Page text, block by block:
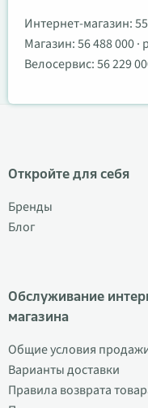
Интернет-магазин:
Магазин:56 488 000·
Велосервис:56 229
Откройте для себя
Бренды
Блог
Обслуживание
магазина
Общие условия
Варианты доставки
Правила возврата